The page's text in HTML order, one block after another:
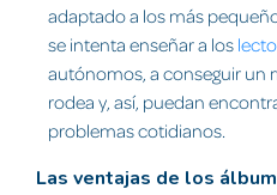
adaptado a los más
se intenta enseñar a los
autónomos, a conseguir un
rodea y, así, puedan
problemas cotidianos.
Las ventajas de los